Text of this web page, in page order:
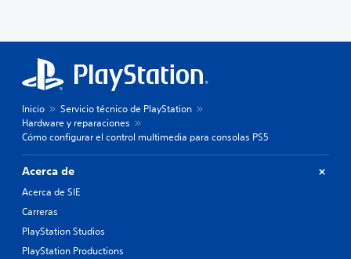
Inicio
Servicio técnico de PlayStation
Hardware y reparaciones
Cómo configurar el control multimedia para consolas PS5
Acerca de
Acerca de SIE
Carreras
PlayStation Studios
PlayStation Productions